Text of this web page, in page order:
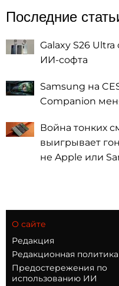
Последние
Galaxy S26
ИИ-софта
Samsung на
Companion
Война тонких
выигрывает
не Apple или
О сайте
Редакция
Редакционная политика
Предостережения по
использованию ИИ